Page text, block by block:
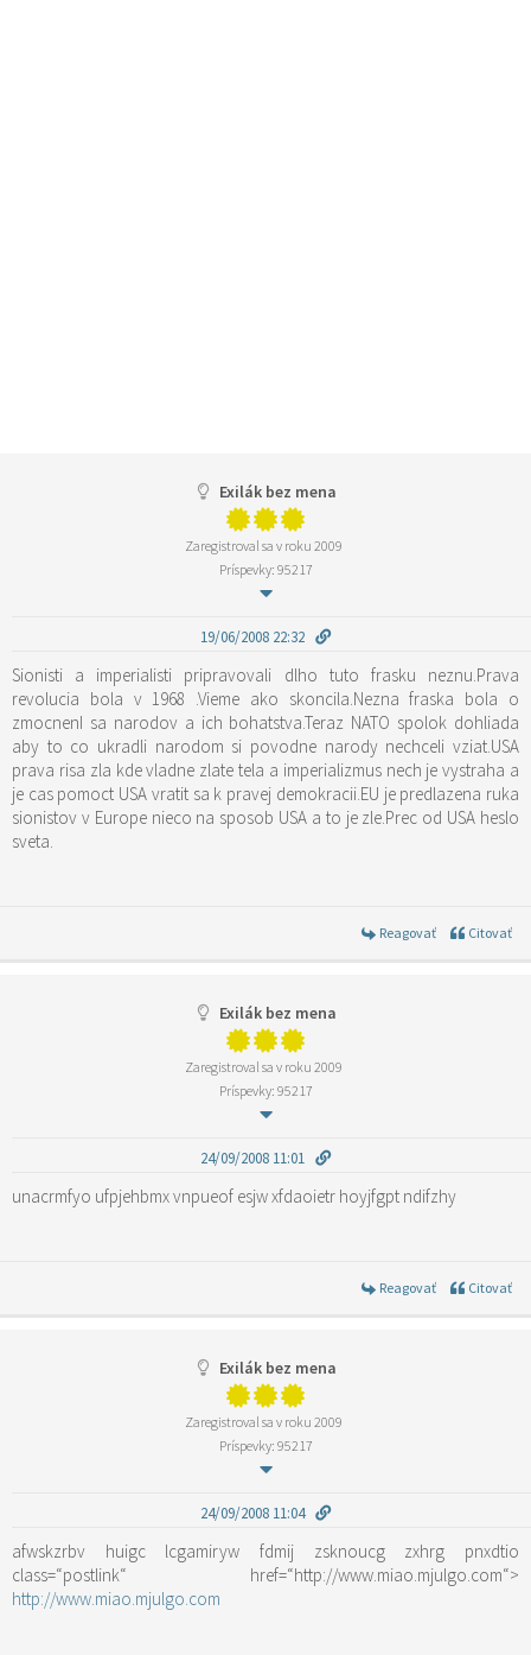
Exilák bez mena
Zaregistroval sa v roku 2009
Príspevky: 95217
19/06/2008 22:32
Sionisti a imperialisti pripravovali dlho tuto frasku neznu.Prava
revolucia bola v 1968 .Vieme ako skoncila.Nezna fraska bola o
zmocnenI sa narodov a ich bohatstva.Teraz NATO spolok dohliada
aby to co ukradli narodom si povodne narody nechceli vziat.USA
prava risa zla kde vladne zlate tela a imperializmus nech je vystraha a
je cas pomoct USA vratit sa k pravej demokracii.EU je predlazena ruka
sionistov v Europe nieco na sposob USA a to je zle.Prec od USA heslo
sveta.
Reagovať Citovať
Exilák bez mena
Zaregistroval sa v roku 2009
Príspevky: 95217
24/09/2008 11:01
unacrmfyo ufpjehbmx vnpueof esjw xfdaoietr hoyjfgpt ndifzhy
Reagovať Citovať
Exilák bez mena
Zaregistroval sa v roku 2009
Príspevky: 95217
24/09/2008 11:04
afwskzrbv huigc lcgamiryw fdmij zsknoucg zxhrg pnxdtio
class=“postlink“ href=“http://www.miao.mjulgo.com“>
http://www.miao.mjulgo.com